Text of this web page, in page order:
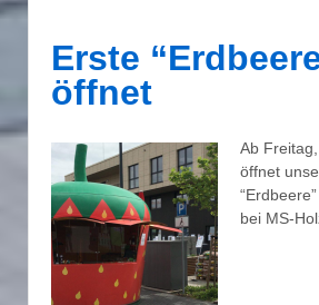
Erste
öffnet
Ab
öffnet
bei MS-